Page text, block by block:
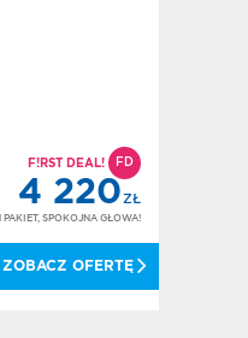
F!RST DEAL! FD
4 302ZŁ
PAKIET, SPOKOJNA GŁOWA!
ZOBACZ OFERTĘ